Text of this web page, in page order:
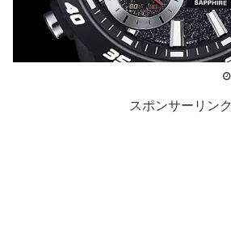
スポンサーリンク